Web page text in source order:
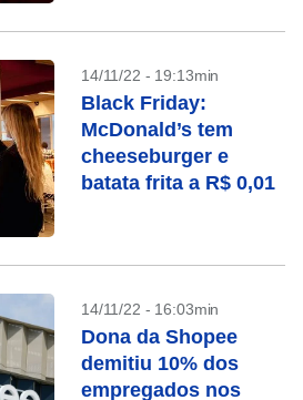
14/11/22 - 19:13min
Black Friday:
McDonald’s tem
cheeseburger e
batata frita a R$ 0,01
14/11/22 - 16:03min
Dona da Shopee
demitiu 10% dos
empregados nos